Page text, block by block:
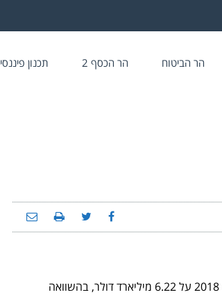
הר הביטוח הר הכסף 2 תכנון פיננסי
היקף האקזיטים בהייטק הישראלי עמד במחצית הראשונה של שנת 2018 על 6.22 מיליארד דולר, בהשוואה